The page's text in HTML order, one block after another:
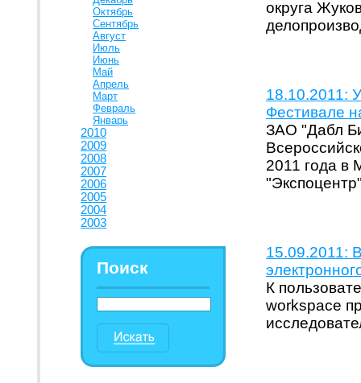
Октябрь
Сентябрь
Август
Июль
Июнь
Май
Апрель
Март
Февраль
Январь
2010
2009
2008
2007
2006
2005
2004
2003
Поиск
округа
18.10.2011:
Фестивале
ЗАО "Дабл
2011 года в
15.09.2011:
К
workspace